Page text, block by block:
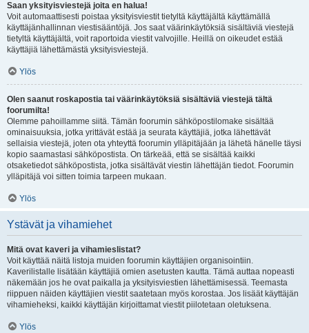
Saan yksityisviestejä joita en halua!
Voit automaattisesti poistaa yksityisviestit tietyltä käyttäjältä käyttämällä
käyttäjänhallinnan viestisääntöjä. Jos saat väärinkäytöksiä sisältäviä viestejä
tietyltä käyttäjältä, voit raportoida viestit valvojille. Heillä on oikeudet estää
käyttäjiä lähettämästä yksityisviestejä.
Ylös
Olen saanut roskapostia tai väärinkäytöksiä sisältäviä viestejä tältä
foorumilta!
Olemme pahoillamme siitä. Tämän foorumin sähköpostilomake sisältää
ominaisuuksia, jotka yrittävät estää ja seurata käyttäjiä, jotka lähettävät
sellaisia viestejä, joten ota yhteyttä foorumin ylläpitäjään ja lähetä hänelle täysi
kopio saamastasi sähköpostista. On tärkeää, että se sisältää kaikki
otsaketiedot sähköpostista, jotka sisältävät viestin lähettäjän tiedot. Foorumin
ylläpitäjä voi sitten toimia tarpeen mukaan.
Ylös
Ystävät ja vihamiehet
Mitä ovat kaveri ja vihamieslistat?
Voit käyttää näitä listoja muiden foorumin käyttäjien organisointiin.
Kaverilistalle lisätään käyttäjiä omien asetusten kautta. Tämä auttaa nopeasti
näkemään jos he ovat paikalla ja yksityisviestien lähettämisessä. Teemasta
riippuen näiden käyttäjien viestit saatetaan myös korostaa. Jos lisäät käyttäjän
vihamieheksi, kaikki käyttäjän kirjoittamat viestit piilotetaan oletuksena.
Ylös